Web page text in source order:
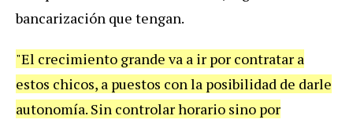
bancarización que tengan.
"El crecimiento grande va a ir por contratar a
estos chicos, a puestos con la posibilidad de darle
autonomía. Sin controlar horario sino por